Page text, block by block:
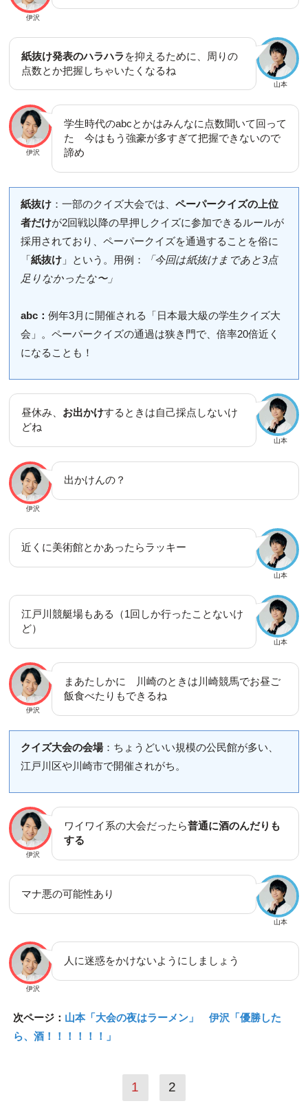
伊沢
山本
紙抜け発表のハラハラを抑えるために、周りの
点数とか把握しちゃいたくなるね
伊沢
学生時代のabcとかはみんなに点数聞いて回って
た 今はもう強豪が多すぎて把握できないので
諦め
紙抜け：一部のクイズ大会では、 ペーパークイズの上位
者だけが2回戦以降の早押しクイズに参加できるルールが
採用されており、ペーパークイズを通過することを俗に
「紙抜け」という。用例：
「今回は紙抜けまであと3点
足りなかったな〜」
abc： 例年3月に開催される「日本最大級の学生クイズ大
会」。ペーパークイズの通過は狭き門で、倍率20倍近く
になることも！
山本
昼休み、 お出かけするときは自己採点しないけ
どね
伊沢
出かけんの？
山本
近くに美術館とかあったらラッキー
山本
江戸川競艇場もある（1回しか行ったことないけ
ど）
伊沢
まあたしかに 川崎のときは川崎競馬でお昼ご
飯食べたりもできるね
クイズ大会の会場：ちょうどいい規模の公民館が多い、
江戸川区や川崎市で開催されがち。
伊沢
ワイワイ系の大会だったら普通に酒のんだりも
する
山本
マナ悪の可能性あり
伊沢
人に迷惑をかけないようにしましょう
次ページ： 山本「大会の夜はラーメン」 伊沢「優勝した
ら、酒！！！！！！」
1 2